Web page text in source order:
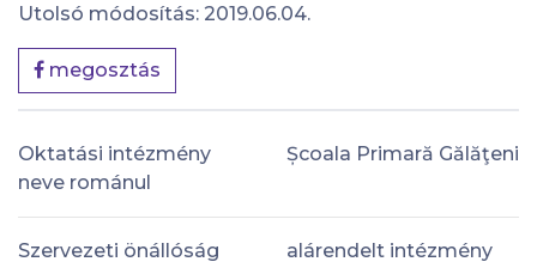
Utolsó módosítás: 2019.06.04.
megosztás
Oktatási intézmény
neve románul
Școala Primară Gălăţeni
Szervezeti önállóság alárendelt intézmény